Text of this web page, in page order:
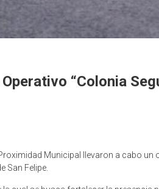
“Colonia
Municipal llevaron a cabo
San Felipe.